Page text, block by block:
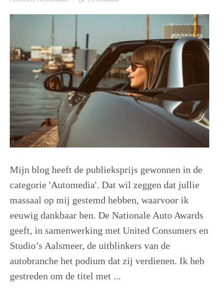
Mijn blog heeft de publieksprijs gewonnen in de
categorie 'Automedia'. Dat wil zeggen dat jullie
massaal op mij gestemd hebben, waarvoor ik
eeuwig dankbaar ben. De Nationale Auto Awards
geeft, in samenwerking met United Consumers en
Studio’s Aalsmeer, de uitblinkers van de
autobranche het podium dat zij verdienen. Ik heb
gestreden om de titel met ...